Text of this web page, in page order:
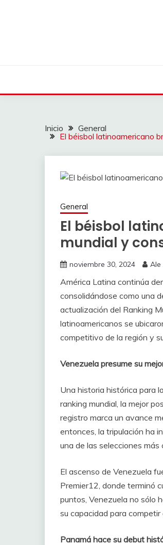
Inicio
General
El béisbol latinoamericano
General
El béisbol
mundial y
noviembre 30, 2024 Ale
América Latina continúa
consolidándose como una
actualización del Ranking
latinoamericanos se
competitivo de la región y
Venezuela presume su
Una historia histórica para
ranking mundial, la mejor
registro marca un avance
entonces, la tripulación ha
una de las selecciones
El ascenso de Venezuela
Premier12, donde terminó
puntos, Venezuela no sólo
su capacidad para
Panamá hace su debut